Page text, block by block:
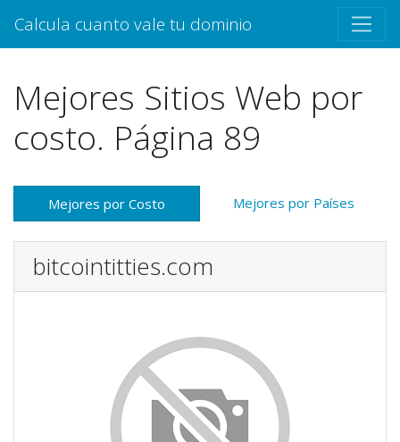
Calcula cuanto vale tu dominio
Mejores Sitios Web por
costo. Página 89
Mejores por Costo Mejores por Países
bitcointitties.com